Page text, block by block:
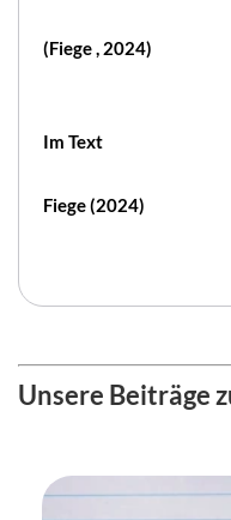
(Fiege , 2024)
Im Text
Fiege (2024)
Unsere Beiträge